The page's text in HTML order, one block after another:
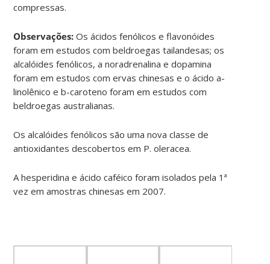
compressas.
Observações: Os ácidos fenólicos e flavonóides
foram em estudos com beldroegas tailandesas; os
alcalóides fenólicos, a noradrenalina e dopamina
foram em estudos com ervas chinesas e o ácido a-
linolênico e b-caroteno foram em estudos com
beldroegas australianas.
Os alcalóides fenólicos são uma nova classe de
antioxidantes descobertos em P. oleracea.
A hesperidina e ácido caféico foram isolados pela 1ª
vez em amostras chinesas em 2007.